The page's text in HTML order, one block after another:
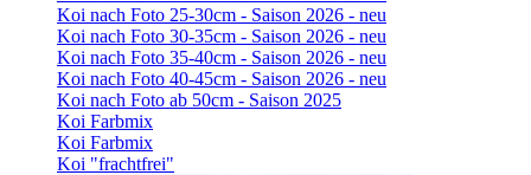
Koi nach Foto 25-30cm - Saison 2026 - neu
Koi nach Foto 30-35cm - Saison 2026 - neu
Koi nach Foto 35-40cm - Saison 2026 - neu
Koi nach Foto 40-45cm - Saison 2026 - neu
Koi nach Foto ab 50cm - Saison 2025
Koi Farbmix
Koi Farbmix
Koi "frachtfrei"